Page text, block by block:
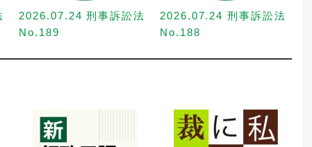
2026.07.24 刑事訴訟法
No.189
2026.07.24 刑事訴訟法
No.188